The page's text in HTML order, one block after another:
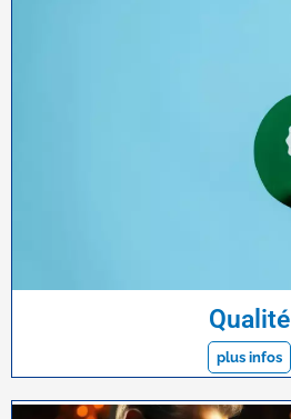
Qualité
plus infos